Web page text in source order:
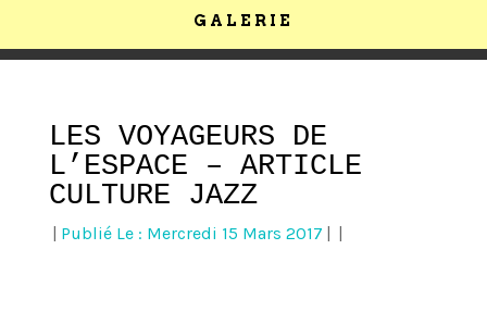
GALERIE
LES VOYAGEURS DE
L’ESPACE – ARTICLE
CULTURE JAZZ
Publié Le : Mercredi 15 Mars 2017